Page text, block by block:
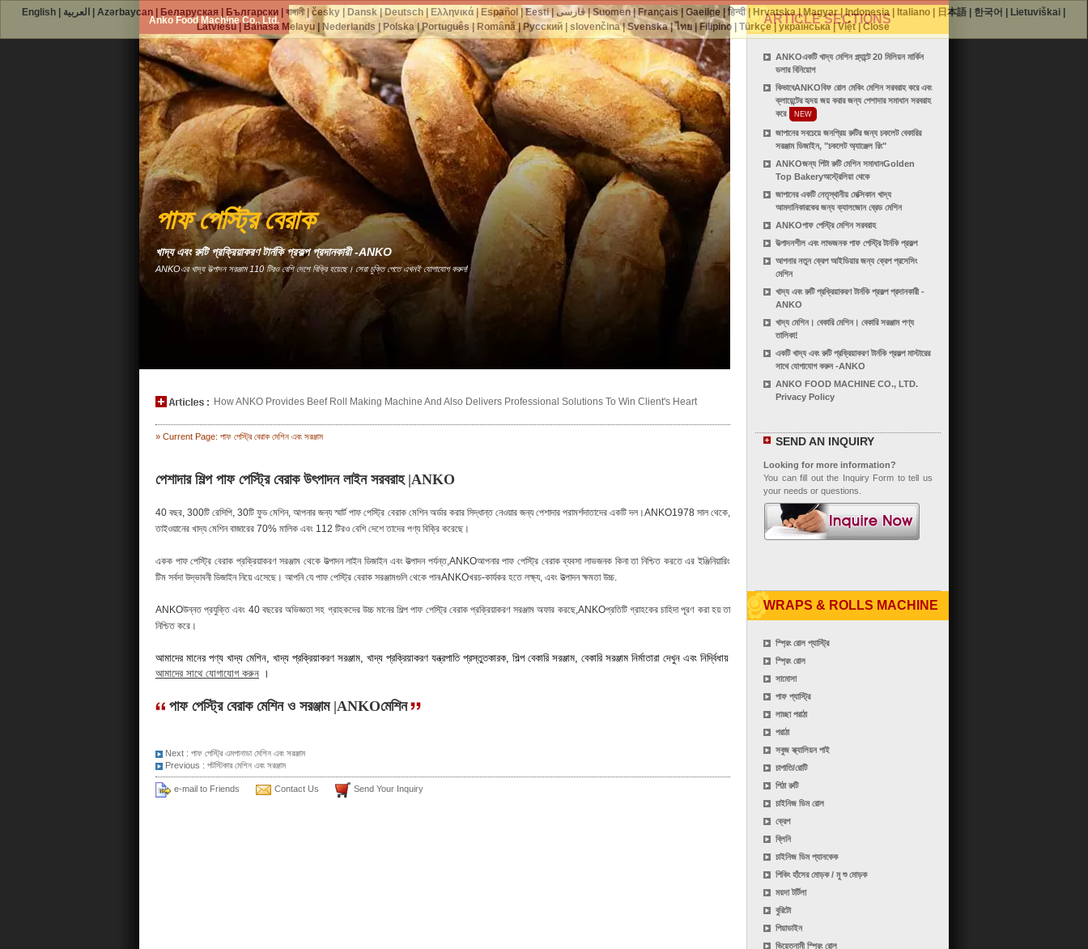
Anko Food Machine Co., Ltd.
পাফ পেস্ট্রি বেরাক
খাদ্য এবং রুটি প্রক্রিয়াকরণ টার্নকি প্রকল্প প্রদানকারী -ANKO
ANKOএর খাদ্য উত্পাদন সরঞ্জাম 110 টিরও বেশি দেশে বিক্রি হয়েছে। সেরা চুক্তি পেতে এখনই যোগাযোগ করুন!
How ANKO Provides Beef Roll Making Machine And Also Delivers Professional Solutions To Win Client's Heart
» Current Page: পাফ পেস্ট্রি বেরাক মেশিন এবং সরঞ্জাম
পেশাদার শিল্প পাফ পেস্ট্রি বেরাক উৎপাদন লাইন সরবরাহ |ANKO
40 বছর, 300টি রেসিপি, 30টি ফুড মেশিন, আপনার জন্য স্মার্ট পাফ পেস্ট্রি বেরাক মেশিন অর্ডার করার সিদ্ধান্ত নেওয়ার জন্য পেশাদার পরামর্শদাতাদের একটি দল।ANKO1978 সাল থেকে,
তাইওয়ানের খাদ্য মেশিন বাজারের 70% মালিক এবং 112 টিরও বেশি দেশে তাদের পণ্য বিক্রি করেছে।
একক পাফ পেস্ট্রি বেরাক প্রক্রিয়াকরণ সরঞ্জাম থেকে উত্পাদন লাইন ডিজাইন এবং উত্পাদন পর্যন্ত,ANKOআপনার পাফ পেস্ট্রি বেরাক ব্যবসা লাভজনক কিনা তা নিশ্চিত করতে এর ইঞ্জিনিয়ারিং
টিম সর্বদা উদ্ভাবনী ডিজাইন নিয়ে এসেছে। আপনি যে পাফ পেস্ট্রি বেরাক সরঞ্জামগুলি থেকে পান৷ANKOখরচ-কার্যকর হতে লক্ষ্য, এবং উত্পাদন ক্ষমতা উচ্চ.
ANKOউন্নত প্রযুক্তি এবং 40 বছরের অভিজ্ঞতা সহ গ্রাহকদের উচ্চ মানের শিল্প পাফ পেস্ট্রি বেরাক প্রক্রিয়াকরণ সরঞ্জাম অফার করছে,ANKOপ্রতিটি গ্রাহকের চাহিদা পূরণ করা হয় তা
নিশ্চিত করে।
আমাদের মানের পণ্য খাদ্য মেশিন, খাদ্য প্রক্রিয়াকরণ সরঞ্জাম, খাদ্য প্রক্রিয়াকরণ যন্ত্রপাতি প্রস্তুতকারক, শিল্প বেকারি সরঞ্জাম, বেকারি সরঞ্জাম নির্মাতারা দেখুন এবং নির্দ্বিধায়
আমাদের সাথে যোগাযোগ করুন ।
পাফ পেস্ট্রি বেরাক মেশিন ও সরঞ্জাম |ANKOমেশিন
Next : পাফ পেস্ট্রি এমপানাডা মেশিন এবং সরঞ্জাম
Previous : পটস্টিকার মেশিন এবং সরঞ্জাম
e-mail to Friends Contact Us Send Your Inquiry
ARTICLE SECTIONS
ANKOএকটি খাদ্য মেশিন প্ল্যান্টে 20 মিলিয়ন মার্কিন
ডলার বিনিয়োগ
কিভাবেANKOবিফ রোল মেকিং মেশিন সরবরাহ করে এবং
ক্লায়েন্টের হৃদয় জয় করার জন্য পেশাদার সমাধান সরবরাহ
করে
NEW
জাপানের সবচেয়ে জনপ্রিয় রুটির জন্য চকলেট বেকারির
সরঞ্জাম ডিজাইন, "চকলেট অ্যাঞ্জেল রিং"
ANKOজন্য পিটা রুটি মেশিন সমাধানGolden
Top Bakeryঅস্ট্রেলিয়া থেকে
জাপানের একটি নেতৃস্থানীয় মেক্সিকান খাদ্য
আমদানিকারকের জন্য ক্যালজোন ব্রেড মেশিন
ANKOপাফ পেস্ট্রি মেশিন সরবরাহ
উত্পাদনশীল এবং লাভজনক পাফ পেস্ট্রি টার্নকি প্রকল্প
আপনার নতুন ক্রেপ আইডিয়ার জন্য ক্রেপ প্রসেসিং
মেশিন
খাদ্য এবং রুটি প্রক্রিয়াকরণ টার্নকি প্রকল্প প্রদানকারী -
ANKO
খাদ্য মেশিন। বেকারি মেশিন। বেকারি সরঞ্জাম পণ্য
তালিকা!
একটি খাদ্য এবং রুটি প্রক্রিয়াকরণ টার্নকি প্রকল্প মাস্টারের
সাথে যোগাযোগ করুন -ANKO
ANKO FOOD MACHINE CO., LTD.
Privacy Policy
SEND AN INQUIRY
Looking for more information?
You can fill out the Inquiry Form to tell us
your needs or questions.
WRAPS & ROLLS MACHINE
স্প্রিং রোল প্যাস্ট্রি
স্প্রিং রোল
সামোসা
পাফ প্যাস্ট্রি
লাচ্ছা পরাঠা
পরাঠা
সবুজ স্ক্যালিয়ন পাই
চাপাতি/রোটি
পিঠা রুটি
চাইনিজ ডিম রোল
ক্রেপ
ব্লিনি
চাইনিজ ডিম প্যানকেক
পিকিং হাঁসের মোড়ক / মু শু মোড়ক
ময়দা টর্টিলা
বুরিটো
পিয়াডাইন
ভিয়েতনামী স্প্রিং রোল
English| العربية Azərbaycan| Беларуская Български| বাঙ্গালী|česky| Dansk|Deutsch| Ελληνικά| Español |Eesti| فارسی|Suomen|Français Gaeilge|हिन्दी| Hrvatska| Magyar|Indonesia| Italiano| 日本語| 한국어 Lietuviškai|
Latviešu|Bahasa Melayu Nederlands Polska|Português Română|Русский |slovenčina|Svenska|ไทย | Filipino |Türkçe|українська|Việt|Close